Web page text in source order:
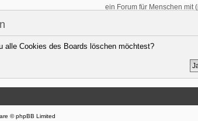
ein Forum für Menschen mit
alle Cookies des Boards löschen möchtest?
© phpBB Limited